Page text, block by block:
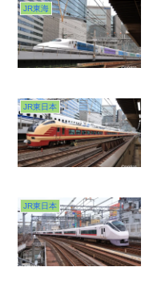
JR東海
JR東日本
JR東日本